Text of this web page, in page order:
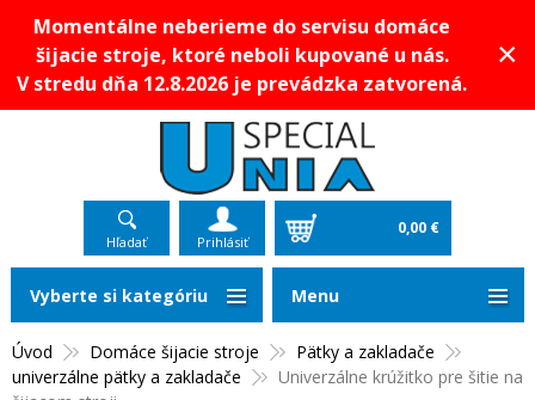
Momentálne neberieme do servisu domáce
šijacie stroje, ktoré neboli kupované u nás.
V stredu dňa 12.8.2026 je prevádzka zatvorená.
×
Hľadať Prihlásiť
0,00 €
Úvod Domáce šijacie stroje
Pätky a zakladače
univerzálne pätky a zakladače
Univerzálne krúžitko pre šitie na
Vyberte si kategóriu Menu